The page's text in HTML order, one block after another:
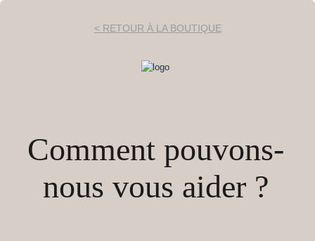
< RETOUR À LA BOUTIQUE
Comment pouvons-
nous vous aider ?